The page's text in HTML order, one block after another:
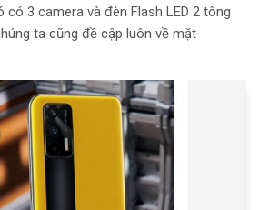
3 camera và đèn Flash LED 2 tông
ta cũng đề cập luôn về mặt